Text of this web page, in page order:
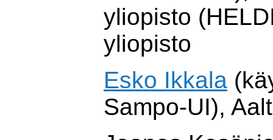
yliopisto
yliopisto
Esko Ikkala
Sampo-UI),